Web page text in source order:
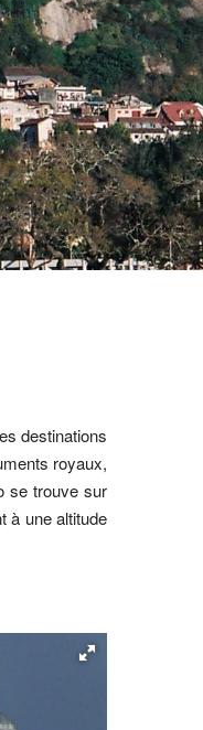
destinations
royaux,
se trouve sur
à une altitude